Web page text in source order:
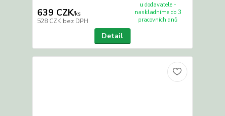
639 CZK/ks
528 CZK bez DPH
u dodavatele -
naskladníme do 3
pracovních dnů
Detail